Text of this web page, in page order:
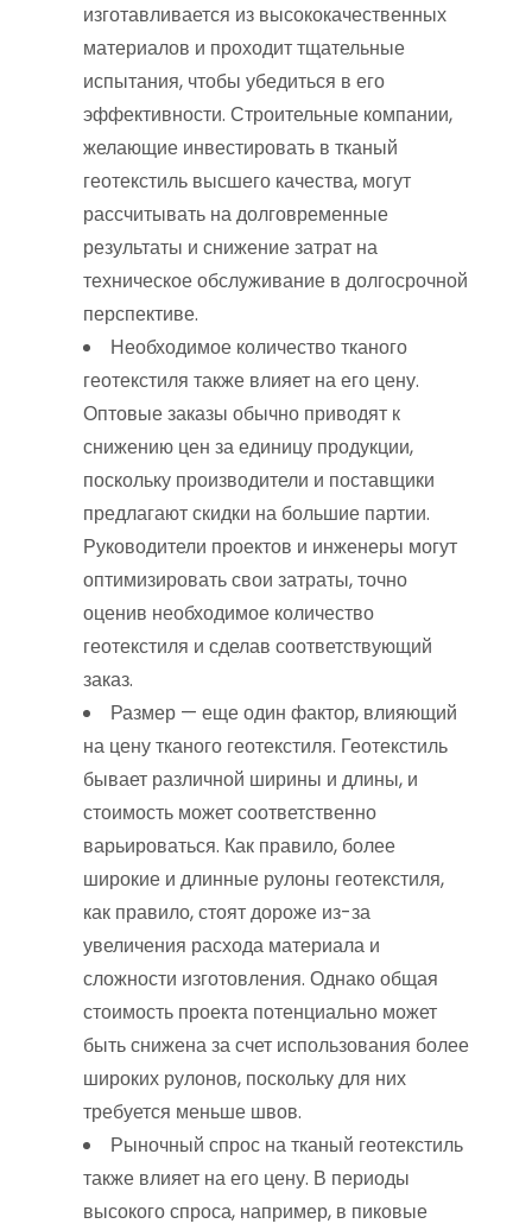
изготавливается из высококачественных
материалов и проходит тщательные
испытания, чтобы убедиться в его
эффективности. Строительные компании,
желающие инвестировать в тканый
геотекстиль высшего качества, могут
рассчитывать на долговременные
результаты и снижение затрат на
техническое обслуживание в долгосрочной
перспективе.
Необходимое количество тканого
геотекстиля также влияет на его цену.
Оптовые заказы обычно приводят к
снижению цен за единицу продукции,
поскольку производители и поставщики
предлагают скидки на большие партии.
Руководители проектов и инженеры могут
оптимизировать свои затраты, точно
оценив необходимое количество
геотекстиля и сделав соответствующий
заказ.
Размер — еще один фактор, влияющий
на цену тканого геотекстиля. Геотекстиль
бывает различной ширины и длины, и
стоимость может соответственно
варьироваться. Как правило, более
широкие и длинные рулоны геотекстиля,
как правило, стоят дороже из-за
увеличения расхода материала и
сложности изготовления. Однако общая
стоимость проекта потенциально может
быть снижена за счет использования более
широких рулонов, поскольку для них
требуется меньше швов.
Рыночный спрос на тканый геотекстиль
также влияет на его цену. В периоды
высокого спроса, например, в пиковые